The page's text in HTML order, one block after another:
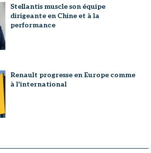
Stellantis muscle son équipe
dirigeante en Chine et à la
performance
Renault progresse en Europe comme
à l'international